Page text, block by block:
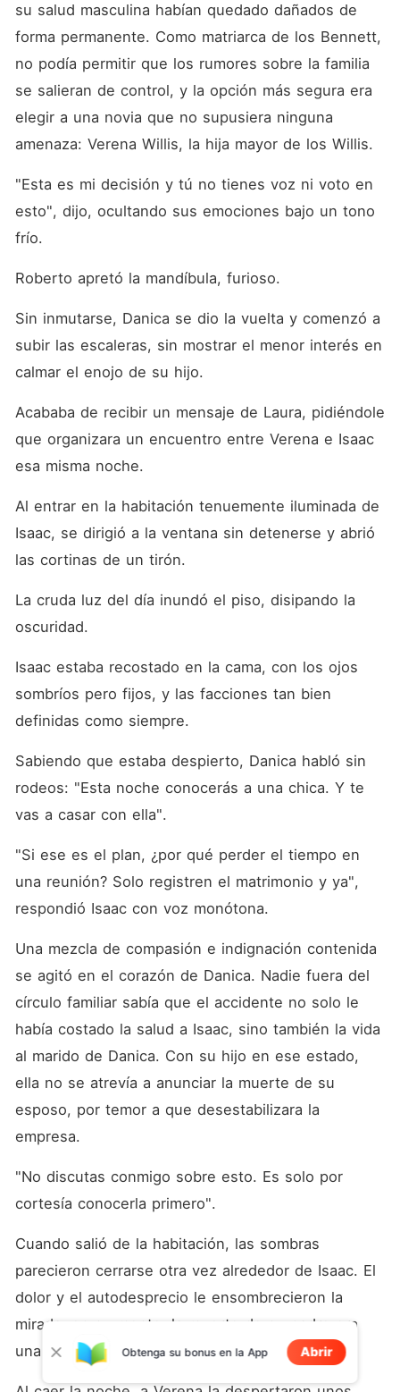
su salud masculina habían quedado dañados de
forma permanente. Como matriarca de los Bennett,
no podía permitir que los rumores sobre la familia
se salieran de control, y la opción más segura era
elegir a una novia que no supusiera ninguna
amenaza: Verena Willis, la hija mayor de los Willis.
"Esta es mi decisión y tú no tienes voz ni voto en
esto", dijo, ocultando sus emociones bajo un tono
frío.
Roberto apretó la mandíbula, furioso.
Sin inmutarse, Danica se dio la vuelta y comenzó a
subir las escaleras, sin mostrar el menor interés en
calmar el enojo de su hijo.
Acababa de recibir un mensaje de Laura, pidiéndole
que organizara un encuentro entre Verena e Isaac
esa misma noche.
Al entrar en la habitación tenuemente iluminada de
Isaac, se dirigió a la ventana sin detenerse y abrió
las cortinas de un tirón.
La cruda luz del día inundó el piso, disipando la
oscuridad.
Isaac estaba recostado en la cama, con los ojos
sombríos pero fijos, y las facciones tan bien
definidas como siempre.
Sabiendo que estaba despierto, Danica habló sin
rodeos: "Esta noche conocerás a una chica. Y te
vas a casar con ella".
"Si ese es el plan, ¿por qué perder el tiempo en
una reunión? Solo registren el matrimonio y ya",
respondió Isaac con voz monótona.
Una mezcla de compasión e indignación contenida
se agitó en el corazón de Danica. Nadie fuera del
círculo familiar sabía que el accidente no solo le
había costado la salud a Isaac, sino también la vida
al marido de Danica. Con su hijo en ese estado,
ella no se atrevía a anunciar la muerte de su
esposo, por temor a que desestabilizara la
empresa.
"No discutas conmigo sobre esto. Es solo por
cortesía conocerla primero".
Cuando salió de la habitación, las sombras
parecieron cerrarse otra vez alrededor de Isaac. El
dolor y el autodesprecio le ensombrecieron la
mirada; en su mente, la muerte de su padre era
una carga que siempre llevaría consigo.
Obtenga su bonus en la App Abrir